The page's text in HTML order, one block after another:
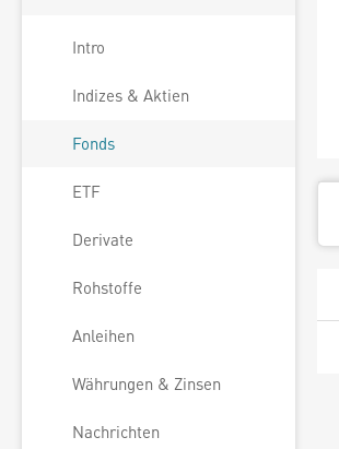
Intro
Indizes & Aktien
Fonds
ETF
Derivate
Rohstoffe
Anleihen
Währungen & Zinsen
Nachrichten